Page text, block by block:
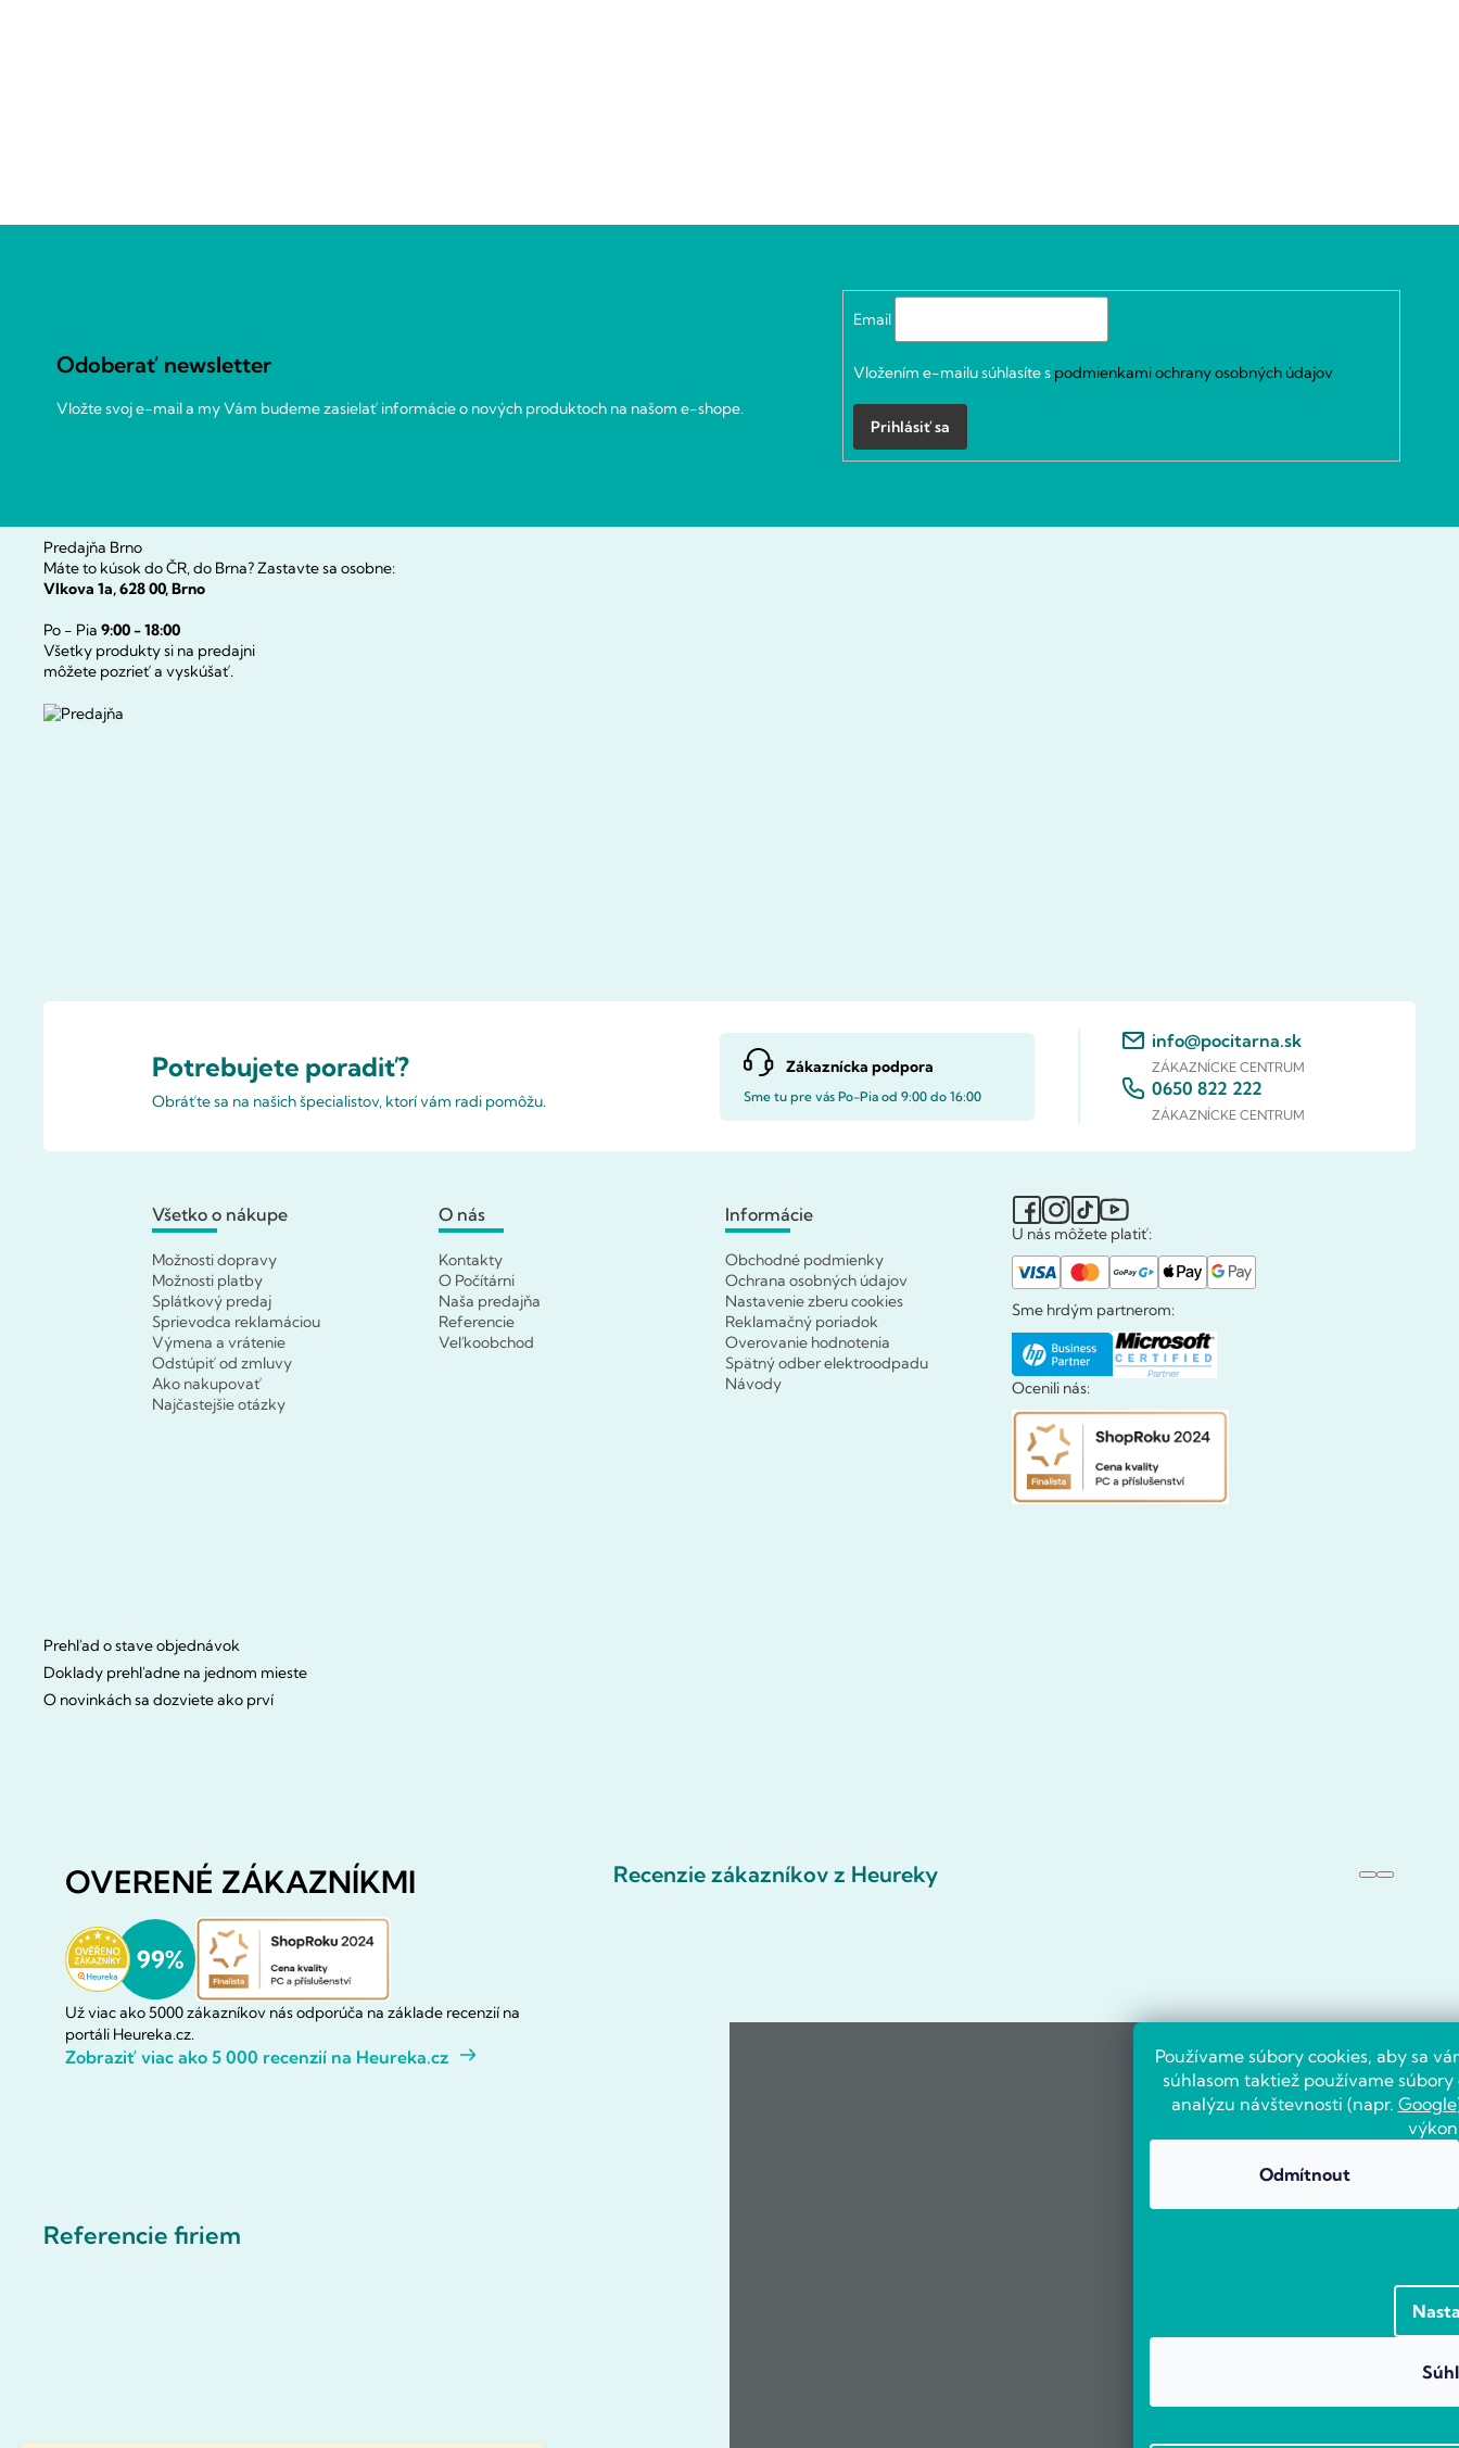
Používame súbory cookies, aby sa
súhlasom taktiež používame
analýzu návštevnosti (napr. Google
Odmítnout
Odoberať newsletter
Vložte svoj e-mail a my Vám budeme zasielať informácie o nových produktoch na našom e-shope.
Email
Vložením e-mailu súhlasíte s podmienkami ochrany osobných údajov
Prihlásiť sa
Predajňa Brno
Máte to kúsok do ČR, do Brna? Zastavte sa osobne:
Vlkova 1a, 628 00, Brno
Po - Pia 9:00 - 18:00
Všetky produkty si na predajni
môžete pozrieť a vyskúšať.
Potrebujete poradiť?
Obráťte sa na našich špecialistov, ktorí vám radi pomôžu.
Zákaznícka podpora
Sme tu pre vás Po-Pia od 9:00 do 16:00
info@pocitarna.sk
ZÁKAZNÍCKE CENTRUM
0650 822 222
ZÁKAZNÍCKE CENTRUM
Všetko o nákupe
Možnosti dopravy
Možnosti platby
Splátkový predaj
Sprievodca reklamáciou
Výmena a vrátenie
Odstúpiť od zmluvy
Ako nakupovať
Najčastejšie otázky
O nás
Kontakty
O Počítárni
Naša predajňa
Referencie
Veľkoobchod
Informácie
Obchodné podmienky
Ochrana osobných údajov
Nastavenie zberu cookies
Reklamačný poriadok
Overovanie hodnotenia
Spätný odber elektroodpadu
Návody
U nás môžete platiť:
Sme hrdým partnerom:
Ocenili nás:
Prehľad o stave objednávok
Doklady prehľadne na jednom mieste
O novinkách sa dozviete ako prví
OVERENÉ ZÁKAZNÍKMI
Už viac ako 5000 zákazníkov nás odporúča na základe recenzií na
portáli Heureka.cz.
Zobraziť viac ako 5 000 recenzií na Heureka.cz
Recenzie zákazníkov z Heureky
Referencie firiem